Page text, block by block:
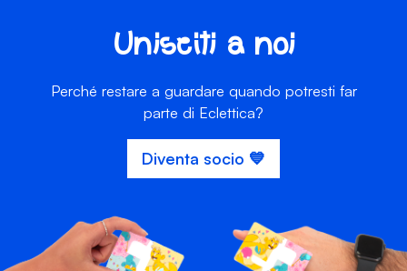
Unisciti a noi
Perché restare a guardare quando potresti far
parte di Eclettica?
Diventa socio 💙